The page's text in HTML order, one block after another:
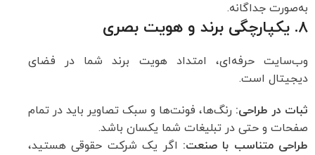
به‌صورت جداگانه.
۸. یکپارچگی برند و هویت بصری
وب‌سایت حرفه‌ای، امتداد هویت برند شما در فضای
دیجیتال است.
ثبات در طراحی: رنگ‌ها، فونت‌ها و سبک تصاویر باید در تمام
صفحات و حتی در تبلیغات شما یکسان باشد.
طراحی متناسب با صنعت: اگر یک شرکت حقوقی هستید،